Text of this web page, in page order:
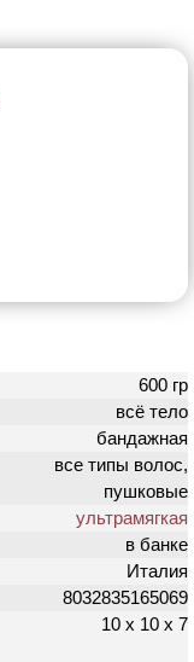
600 гр
всё тело
бандажная
все типы волос,
пушковые
ультрамягкая
в банке
Италия
8032835165069
10 х 10 х 7